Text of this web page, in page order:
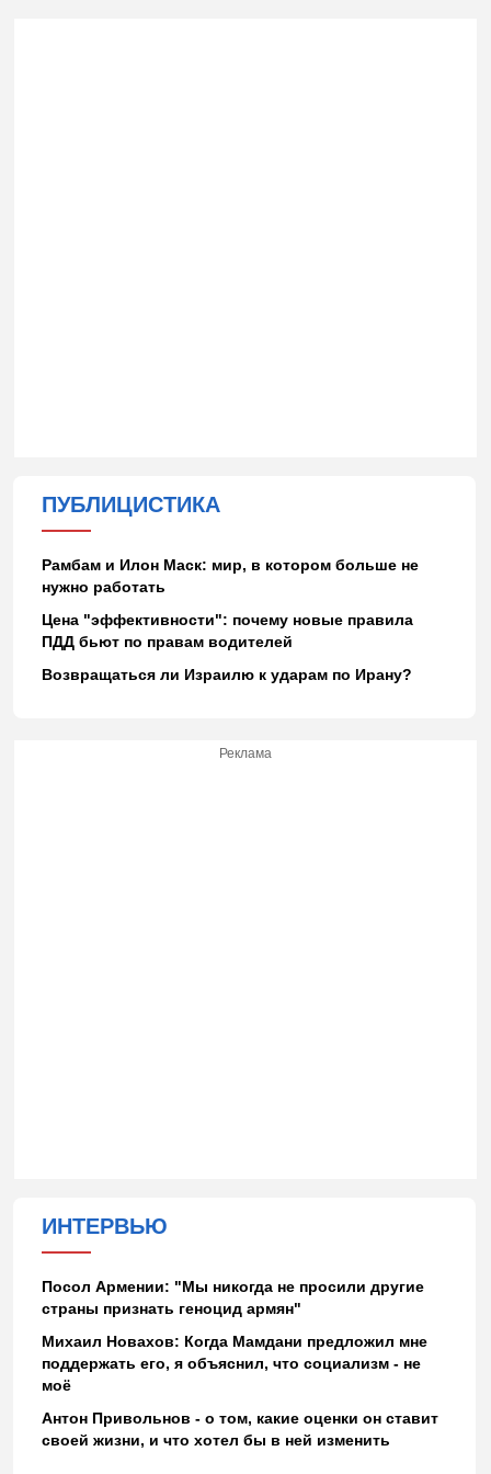
ПУБЛИЦИСТИКА
Рамбам и Илон Маск: мир, в котором больше не
нужно работать
Цена "эффективности": почему новые правила
ПДД бьют по правам водителей
Возвращаться ли Израилю к ударам по Ирану?
Реклама
ИНТЕРВЬЮ
Посол Армении: "Мы никогда не просили другие
страны признать геноцид армян"
Михаил Новахов: Когда Мамдани предложил мне
поддержать его, я объяснил, что социализм - не
моё
Антон Привольнов - о том, какие оценки он ставит
своей жизни, и что хотел бы в ней изменить